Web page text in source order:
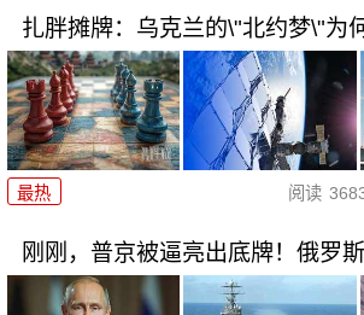
扎胖摊牌：乌克兰的\"北约梦\"为
最热 阅读
刚刚，普京被逼亮出底牌！俄罗